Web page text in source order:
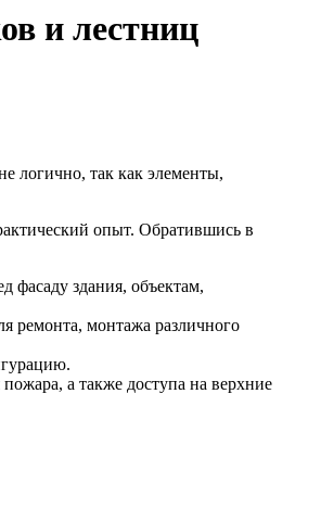
и лестниц
логично, так как элементы,
опыт. Обратившись в
фасаду здания, объектам,
ремонта, монтажа различного
а также доступа на верхние